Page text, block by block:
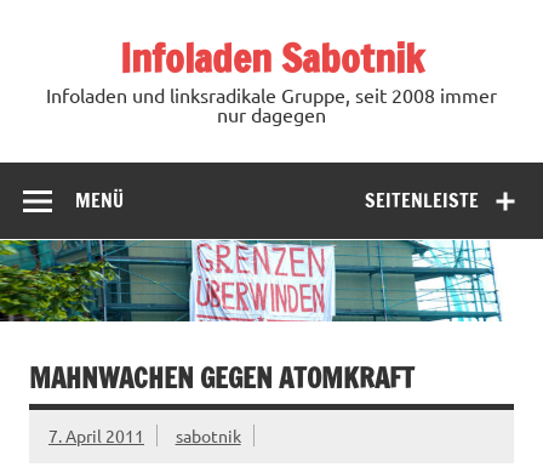
Infoladen Sabotnik
Infoladen und linksradikale Gruppe, seit 2008 immer
nur dagegen
SEITENLEISTE
MENÜ
MAHNWACHEN GEGEN ATOMKRAFT
7. April 2011 sabotnik